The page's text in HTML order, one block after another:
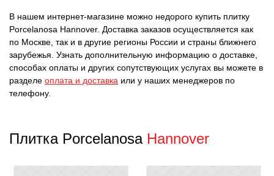
В нашем интернет-магазине можно недорого купить плитку
Porcelanosa Hannover. Доставка заказов осуществляется как
по Москве, так и в другие регионы России и страны ближнего
зарубежья. Узнать дополнительную информацию о доставке,
способах оплаты и других сопутствующих услугах вы можете в
разделе оплата и доставка или у наших менеджеров по
телефону.
Плитка Porcelanosa Hannover